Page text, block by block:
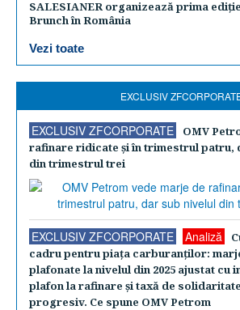
SALESIANER organizează prima
Brunch în România
Vezi toate
EXCLUSIV
EXCLUSIV ZFCORPORATE
OMV
rafinare ridicate şi în trimestrul patru,
din trimestrul trei
EXCLUSIV ZFCORPORATE Analiză
cadru pentru piaţa carburanţilor:
plafonate la nivelul din 2025 ajustat cu
plafon la rafinare şi taxă de
progresiv. Ce spune OMV Petrom